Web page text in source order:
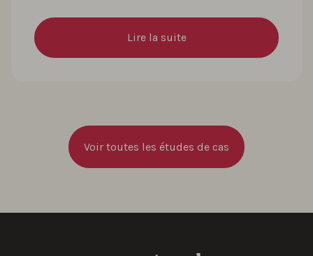
Lire la suite
Voir toutes les études de cas